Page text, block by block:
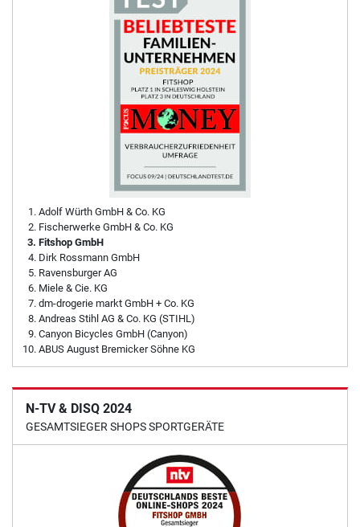
Adolf Würth GmbH & Co. KG
Fischerwerke GmbH & Co. KG
Fitshop GmbH
Dirk Rossmann GmbH
Ravensburger AG
Miele & Cie. KG
dm-drogerie markt GmbH + Co. KG
Andreas Stihl AG & Co. KG (STIHL)
Canyon Bicycles GmbH (Canyon)
ABUS August Bremicker Söhne KG
N-TV & DISQ 2024
GESAMTSIEGER SHOPS SPORTGERÄTE